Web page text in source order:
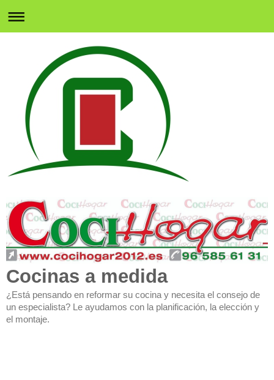
Cocinas a medida
¿Está pensando en reformar su cocina y necesita el consejo de
un especialista? Le ayudamos con la planificación, la elección y
el montaje.